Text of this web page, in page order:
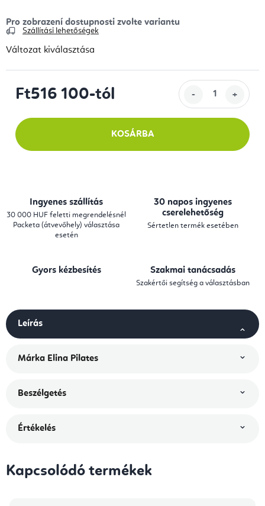
Szállítási lehetőségek
Változat kiválasztása
Ft516 100-tól
KOSÁRBA
Ingyenes szállítás
30 000 HUF feletti megrendelésnél
Packeta (átvevőhely) választása
esetén
30 napos ingyenes
cserelehetőség
Sértetlen termék esetében
Gyors kézbesítés Szakmai tanácsadás
Szakértői segítség a választásban
Leírás
Márka Elina Pilates
Beszélgetés
Értékelés
Kapcsolódó termékek